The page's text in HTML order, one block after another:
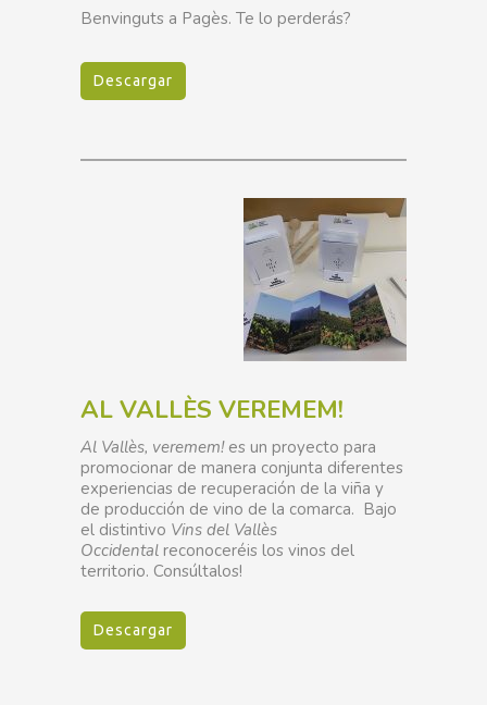
Benvinguts a Pagès. Te lo perderás?
Descargar
AL VALLÈS VEREMEM!
Al Vallès, veremem!es un proyecto para
promocionar de manera conjunta diferentes
experiencias de recuperación de la viña y
de producción de vino de la comarca. Bajo
el distintivo Vins del Vallès
Occidental reconoceréis los vinos del
territorio. Consúltalos!
Descargar